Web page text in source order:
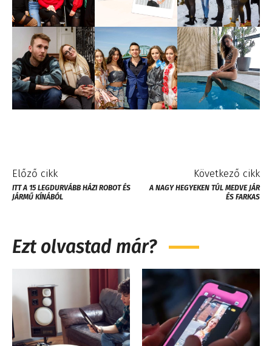
Előző cikk
ITT A 15 LEGDURVÁBB HÁZI ROBOT ÉS
JÁRMŰ KÍNÁBÓL
Következő cikk
A NAGY HEGYEKEN TÚL MEDVE JÁR
ÉS FARKAS
Ezt olvastad már?